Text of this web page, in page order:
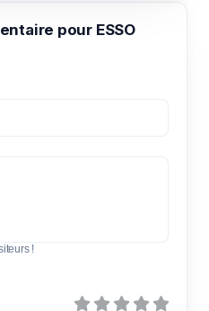
pour ESSO
!